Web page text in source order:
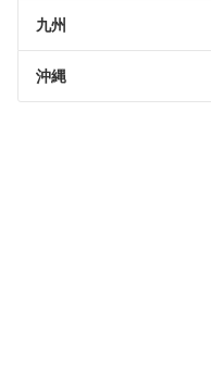
九州
沖縄